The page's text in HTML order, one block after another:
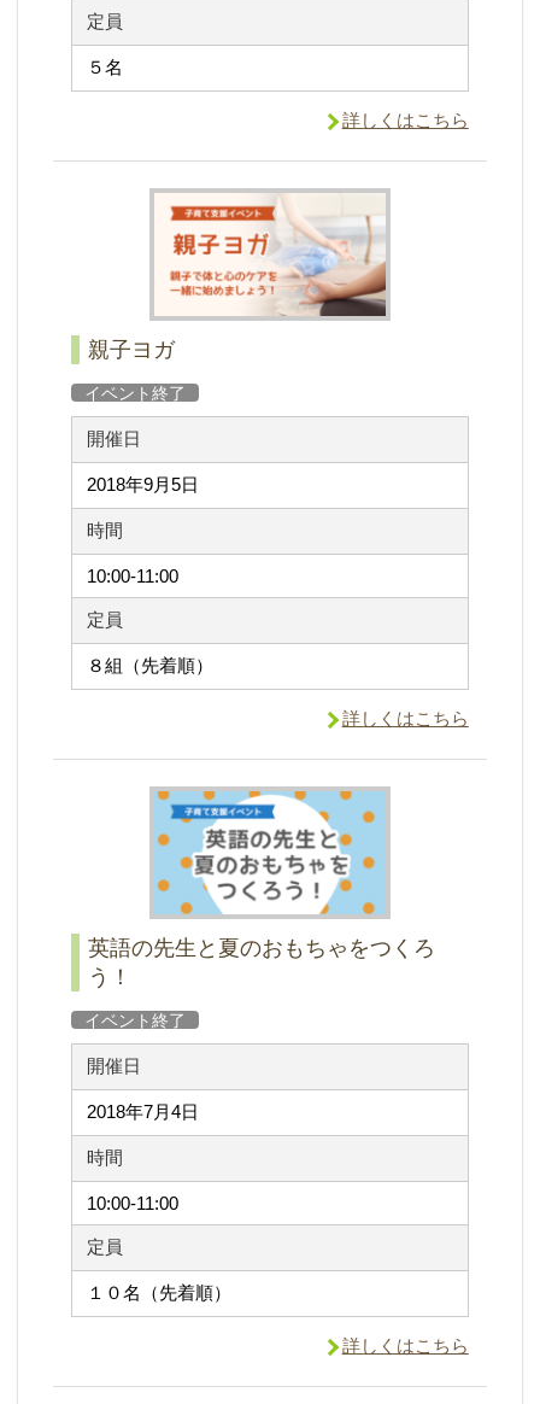
定員
５名
詳しくはこちら
親子ヨガ
イベント終了
開催日
2018年9月5日
時間
10:00-11:00
定員
８組（先着順）
詳しくはこちら
英語の先生と夏のおもちゃをつくろ
う！
イベント終了
開催日
2018年7月4日
時間
10:00-11:00
定員
１０名（先着順）
詳しくはこちら